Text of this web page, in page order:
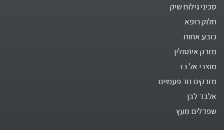
סכיני גילוח שיק
חלוק רופא
כובע אחות
מזרק אינסולין
מוצרי אל בד
מזרקים חד פעמיים
אלבד לבן
שפדלים מעץ